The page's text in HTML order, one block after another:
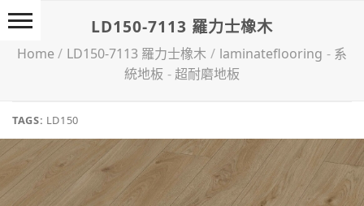
Skip
to
content
LD150-7113 羅力士橡木
Home / LD150-7113 羅力士橡木 / laminateflooring - 系
統地板 - 超耐磨地板
TAGS: LD150